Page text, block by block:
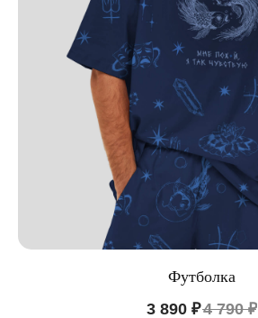
Футболка
3 890 ₽4 790 ₽